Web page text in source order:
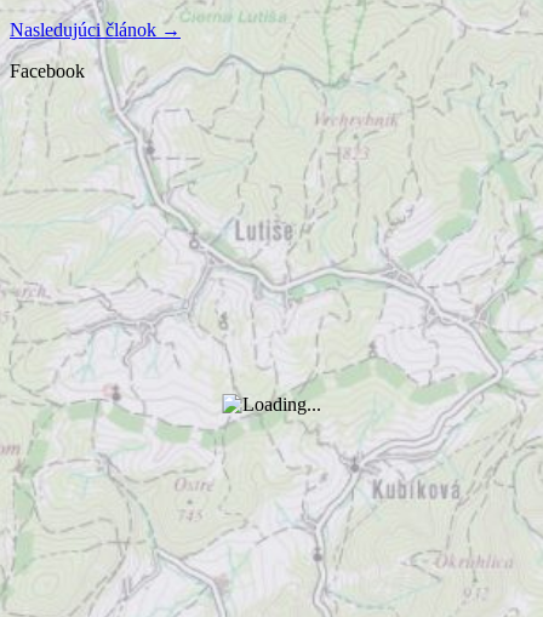
Nasledujúci článok →
Facebook